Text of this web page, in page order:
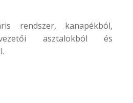
rendszer, kanapékból,
asztalokból és